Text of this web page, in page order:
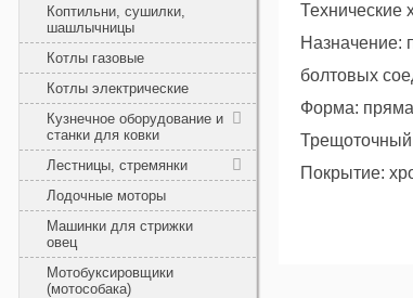
Коптильни, сушилки,
шашлычницы
Котлы газовые
Котлы электрические
Кузнечное оборудование и
станки для ковки
Лестницы, стремянки
Лодочные моторы
Машинки для стрижки
овец
Мотобуксировщики
(мотособака)
Технические
Назначение:
болтовых
Форма:
Трещоточный
Покрытие: